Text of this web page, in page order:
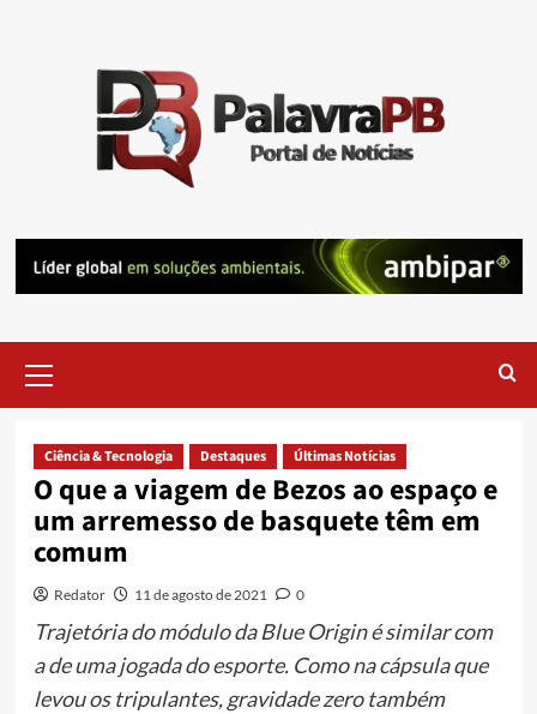
Menu
Ciência & Tecnologia Destaques Últimas Notícias
O que a viagem de Bezos ao espaço e
um arremesso de basquete têm em
comum
Redator 11 de agosto de 2021 0
Trajetória do módulo da Blue Origin é similar com
a de uma jogada do esporte. Como na cápsula que
levou os tripulantes, gravidade zero também